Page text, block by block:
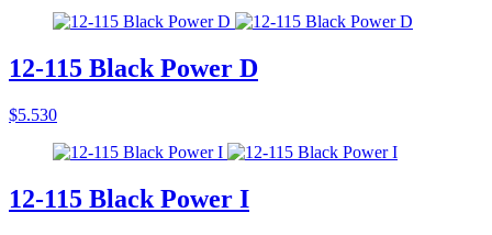
12-115 Black Power D
$5.530
12-115 Black Power I